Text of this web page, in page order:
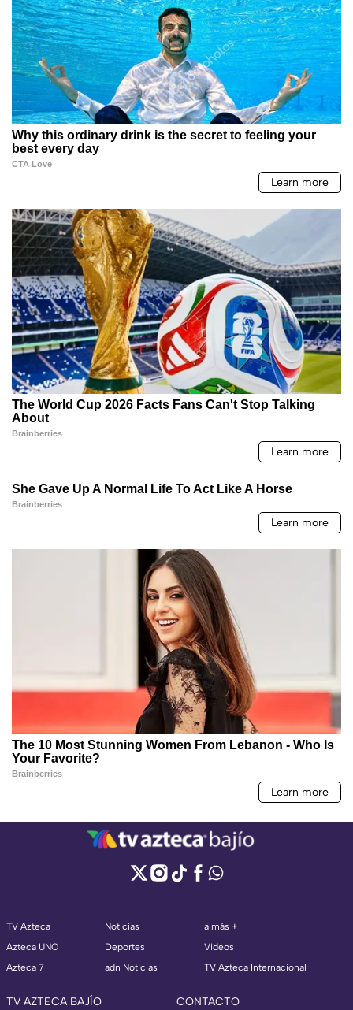
TV Azteca
Azteca UNO
Azteca 7
Noticias
Deportes
adn Noticias
a más +
Videos
TV Azteca Internacional
TV AZTECA BAJÍO CONTACTO